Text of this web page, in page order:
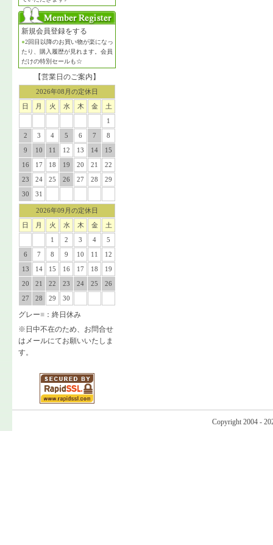
新規会員登録をする
●2回目以降のお買い物が楽になっ
たり、購入履歴が見れます。会員
だけの特別セールも☆
【営業日のご案内】
2026年08月の定休日
日
月 火 水 木 金
土
1
2
3 4 5 6 7
8
9
10 11 12 13 14
15
16
17 18 19 20 21
22
23
24 25 26 27 28
29
30
31
2026年09月の定休日
日
月 火 水 木 金
土
1
2 3 4
5
6
7 8 9 10 11
12
13
14 15 16 17 18
19
20
21 22 23 24 25
26
27
28 29 30
グレー■ ：終日休み
※日中不在のため、お問合せ
はメールにてお願いいたしま
す。
Copyright 2004 -